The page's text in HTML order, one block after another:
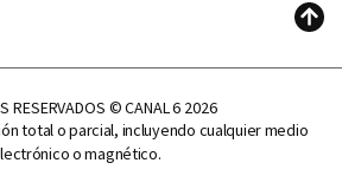
RESERVADOS © CANAL 6 2026
total o parcial, incluyendo cualquier medio
o magnético.